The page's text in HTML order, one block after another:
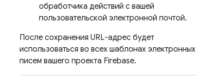
обработчика действий с вашей
пользовательской электронной почтой.
После сохранения URL-адрес будет
использоваться во всех шаблонах электронных
писем вашего проекта Firebase.